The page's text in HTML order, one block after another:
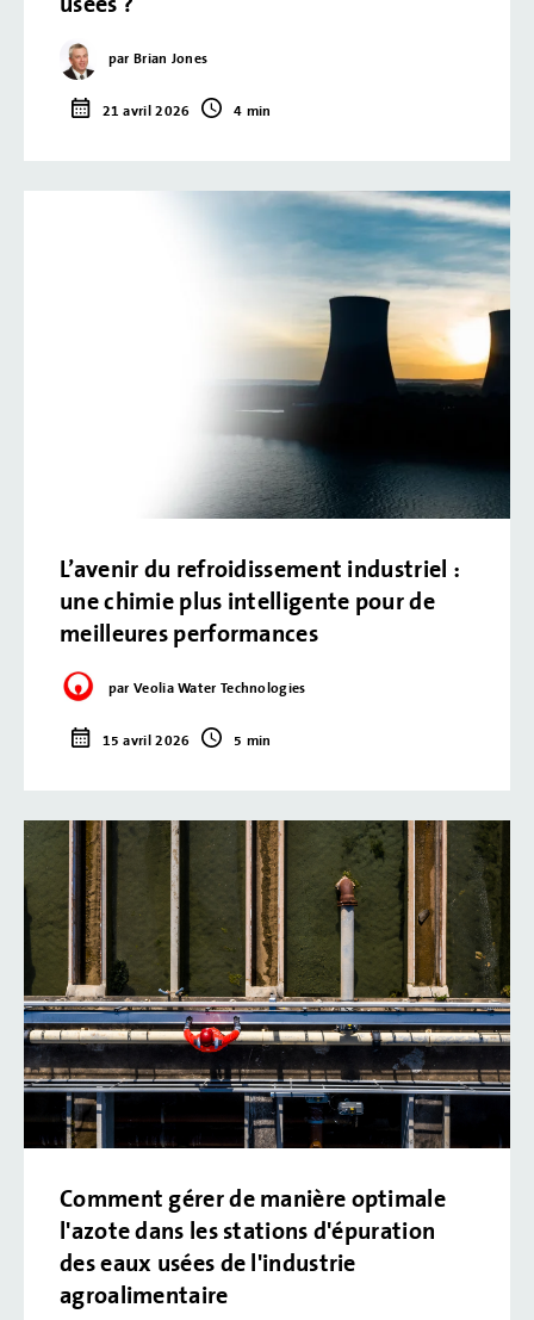
par Brian Jones
21 avril 2026 4 min
L’avenir du refroidissement industriel :
une chimie plus intelligente pour de
meilleures performances
par Veolia Water Technologies
15 avril 2026 5 min
Comment gérer de manière optimale
l'azote dans les stations d'épuration
des eaux usées de l'industrie
agroalimentaire